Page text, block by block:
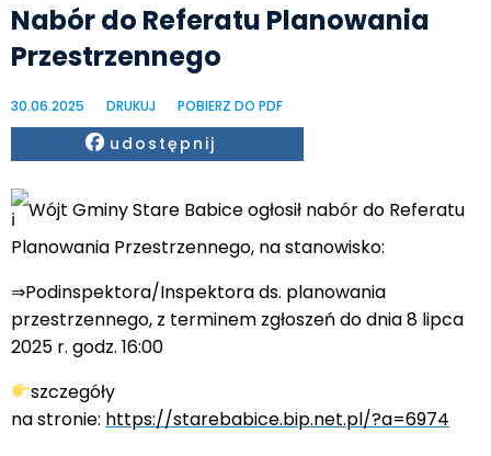
Nabór do Referatu Planowania
Przestrzennego
30.06.2025 DRUKUJ POBIERZ DO PDF
Facebook
udostępnij
Wójt Gminy Stare Babice ogłosił nabór do Referatu
Planowania Przestrzennego, na stanowisko:
⇒Podinspektora/Inspektora ds. planowania
przestrzennego, z terminem zgłoszeń do dnia 8 lipca
2025 r. godz. 16:00
szczegóły
na stronie: https://starebabice.bip.net.pl/?a=6974